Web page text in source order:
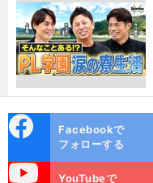
ok
Facebookで
フォローする
YouTubeで